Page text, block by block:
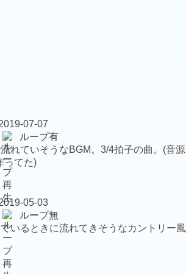
07-07
ループ有
れていそうなBGM。3/4拍子の曲。(音源
ってた)
05-03
ループ無
いるときに流れてきそうなカントリー風